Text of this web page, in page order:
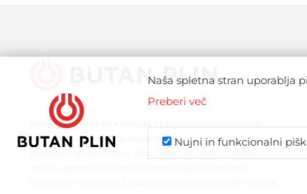
Naša spletna stran uporablja
Preberi več
Nujni in funkcionalni
Ponujati ključni vir energije za množico raznovrstnih
uporabnikov je velika odgovornost, a tudi izziv, ki ga s